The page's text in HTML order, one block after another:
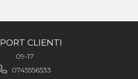
CLIENTI
09-17
0745556533